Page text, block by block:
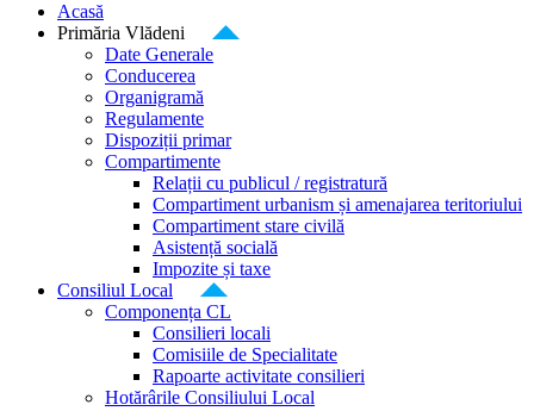
Acasă
Primăria Vlădeni
Date Generale
Conducerea
Organigramă
Regulamente
Dispoziții primar
Compartimente
Relații cu publicul / registratură
Compartiment urbanism și amenajarea teritoriului
Compartiment stare civilă
Asistență socială
Impozite și taxe
Consiliul Local
Componența CL
Consilieri locali
Comisiile de Specialitate
Rapoarte activitate consilieri
Hotărârile Consiliului Local